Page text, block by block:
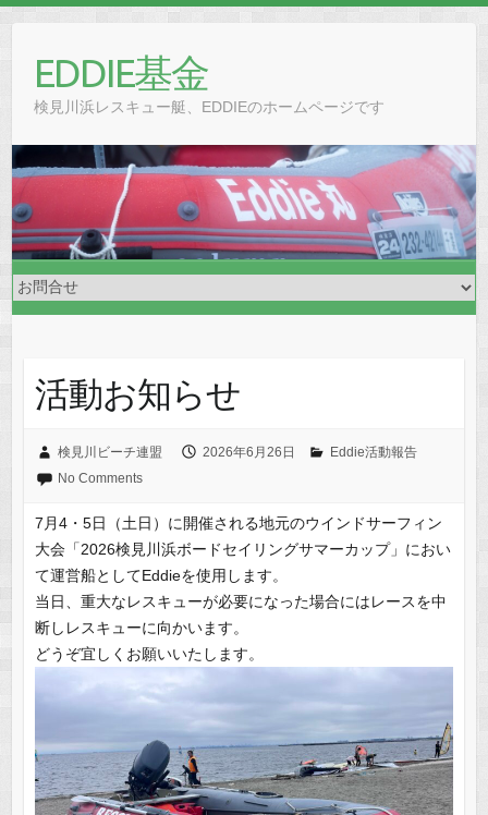
contentEDDIE基金
検見川浜レスキュー艇、EDDIEのホームページです
活動お知らせ
検見川ビーチ連盟 2026年6月26日
Eddie活動報告
No Comments
7月4・5日（土日）に開催される地元のウインドサーフィン
大会「2026検見川浜ボードセイリングサマーカップ」におい
て運営船としてEddieを使用します。
当日、重大なレスキューが必要になった場合にはレースを中
断しレスキューに向かいます。
どうぞ宜しくお願いいたします。